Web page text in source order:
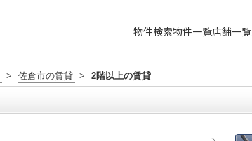
物件検索物件一覧店舗一覧
> 佐倉市の賃貸 > 2階以上の賃貸